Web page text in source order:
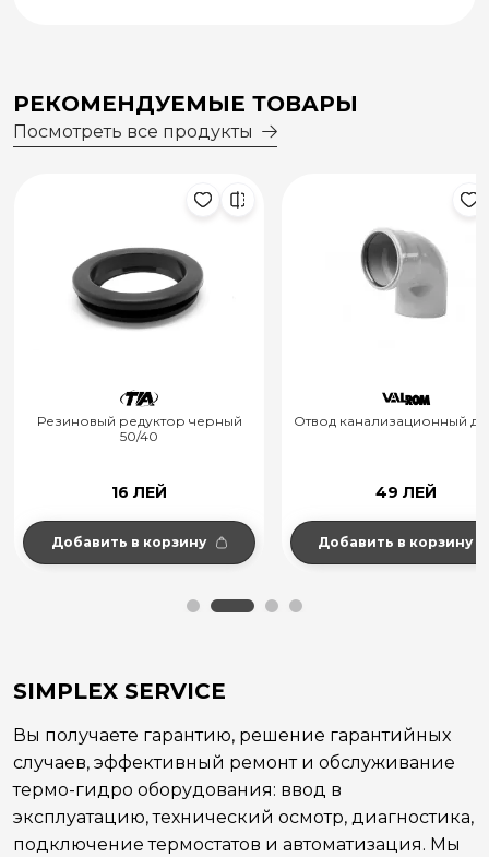
РЕКОМЕНДУЕМЫЕ ТОВАРЫ
Посмотреть все продукты
Резиновый редуктор черный
50/40
16 ЛЕЙ
Добавить в корзину
Отвод канализационный
49 ЛЕЙ
Добавить в корзину
SIMPLEX SERVICE
Вы получаете гарантию, решение гарантийных
случаев, эффективный ремонт и обслуживание
термо-гидро оборудования: ввод в
эксплуатацию, технический осмотр, диагностика,
подключение термостатов и автоматизация. Мы